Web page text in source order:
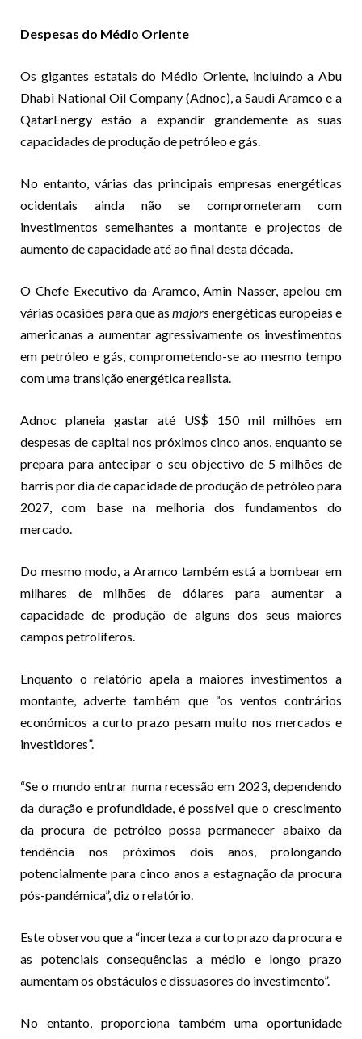
Despesas do Médio Oriente
Os gigantes estatais do Médio Oriente, incluindo a Abu
Dhabi National Oil Company (Adnoc), a Saudi Aramco e a
QatarEnergy estão a expandir grandemente as suas
capacidades de produção de petróleo e gás.
No entanto, várias das principais empresas energéticas
ocidentais ainda não se comprometeram com
investimentos semelhantes a montante e projectos de
aumento de capacidade até ao final desta década.
O Chefe Executivo da Aramco, Amin Nasser, apelou em
várias ocasiões para que asmajors energéticas europeias e
americanas a aumentar agressivamente os investimentos
em petróleo e gás, comprometendo-se ao mesmo tempo
com uma transição energética realista.
Adnoc planeia gastar até US$ 150 mil milhões em
despesas de capital nos próximos cinco anos, enquanto se
prepara para antecipar o seu objectivo de 5 milhões de
barris por dia de capacidade de produção de petróleo para
2027, com base na melhoria dos fundamentos do
mercado.
Do mesmo modo, a Aramco também está a bombear em
milhares de milhões de dólares para aumentar a
capacidade de produção de alguns dos seus maiores
campos petrolíferos.
Enquanto o relatório apela a maiores investimentos a
montante, adverte também que “os ventos contrários
económicos a curto prazo pesam muito nos mercados e
investidores”.
“Se o mundo entrar numa recessão em 2023, dependendo
da duração e profundidade, é possível que o crescimento
da procura de petróleo possa permanecer abaixo da
tendência nos próximos dois anos, prolongando
potencialmente para cinco anos a estagnação da procura
pós-pandémica”, diz o relatório.
Este observou que a “incerteza a curto prazo da procura e
as potenciais consequências a médio e longo prazo
aumentam os obstáculos e dissuasores do investimento”.
No entanto, proporciona também uma oportunidade